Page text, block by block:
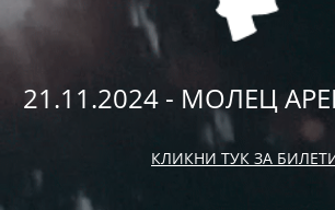
21.11.2024 - МОЛЕЦ
КЛИКНИ ТУК ЗА